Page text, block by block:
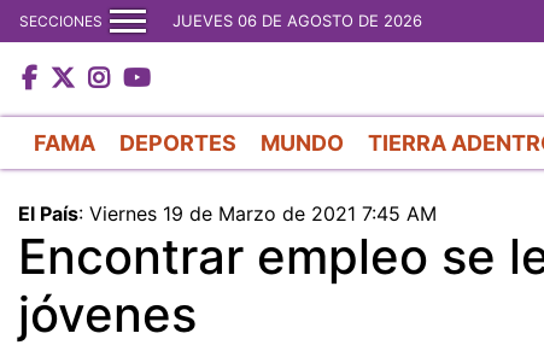
SECCIONES JUEVES 06 DE AGOSTO DE 2026
FAMA DEPORTES MUNDO TIERRA
El País: Viernes 19 de Marzo de 2021 7:45 AM
Encontrar empleo se
jóvenes